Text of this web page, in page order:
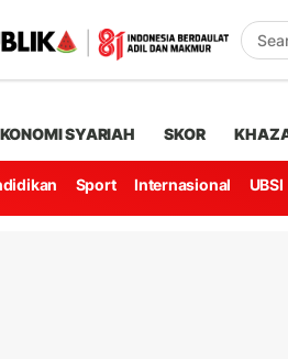
SYARIAH SKOR
Sport Internasional UBSI